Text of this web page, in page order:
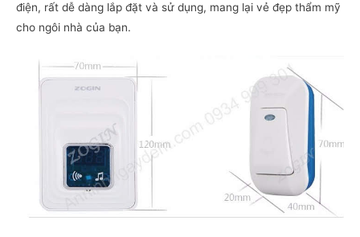
điện, rất dễ dàng lắp đặt và sử dụng, mang lại vẻ đẹp thẩm mỹ
cho ngôi nhà của bạn.